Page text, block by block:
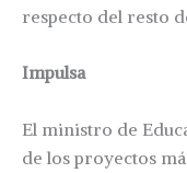
respecto del resto
Impulsa
El ministro de
de los proyectos